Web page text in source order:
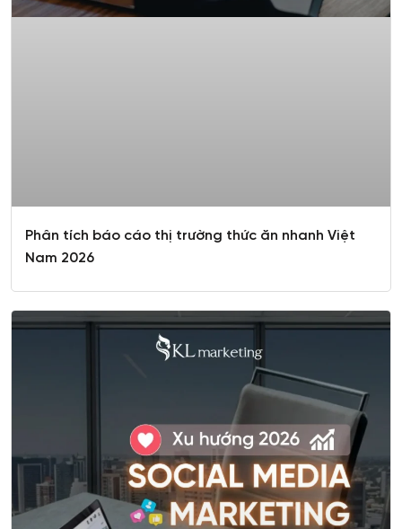
Phân tích báo cáo thị trường thức ăn nhanh Việt
Nam 2026